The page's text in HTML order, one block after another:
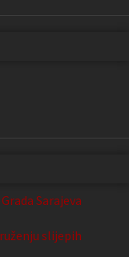
Sarajeva
slijepih